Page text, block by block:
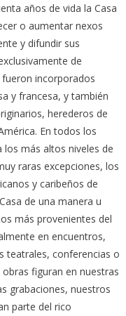
años de vida la Casa
o aumentar nexos
y difundir sus
de
incorporados
y francesa, y también
herederos de
En todos los
más altos niveles de
raras excepciones, los
y caribeños de
de una manera u
más provenientes del
en encuentros,
teatrales, conferencias o
figuran en nuestras
grabaciones, nuestros
parte del rico